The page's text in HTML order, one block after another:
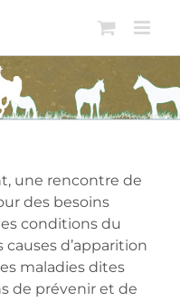
une rencontre de
des besoins
conditions du
d’apparition
maladies dites
de prévenir et de